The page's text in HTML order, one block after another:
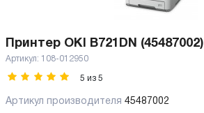
Принтер OKI B721DN (45487002)
Артикул: 108-012950
5 из 5
Артикул производителя 45487002